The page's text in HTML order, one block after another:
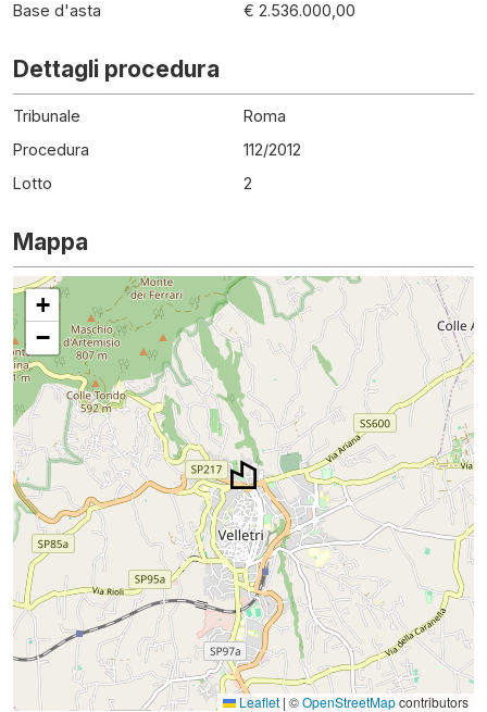
Base d'asta
€ 2.536.000,00
Dettagli procedura
Tribunale
Roma
Procedura
112/2012
Lotto
2
Mappa
+
−
Leaflet | ©OpenStreetMapcontributors